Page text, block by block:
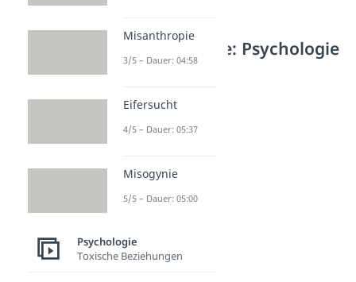
Weitere Inhalte: Psychologie
Lerntheorien
Dauer: 05:00
Behaviorismus
Dauer: 02:14
Dauer: 02:37
Dauer: 05:21
Nativismus
Misanthropie
3/5 – Dauer: 04:58
Eifersucht
4/5 – Dauer: 05:37
Misogynie
5/5 – Dauer: 05:00
Psychologie
Toxische Beziehungen